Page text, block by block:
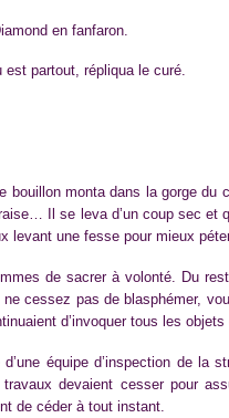
en fanfaron.
partout, répliqua le curé.
bouillon monta dans la gorge
Il se leva d’un coup sec et
levant une fesse pour mieux
de sacrer à volonté. Du
cessez pas de blasphémer,
d’invoquer tous les
équipe d’inspection de la
devaient cesser pour
de céder à tout instant.